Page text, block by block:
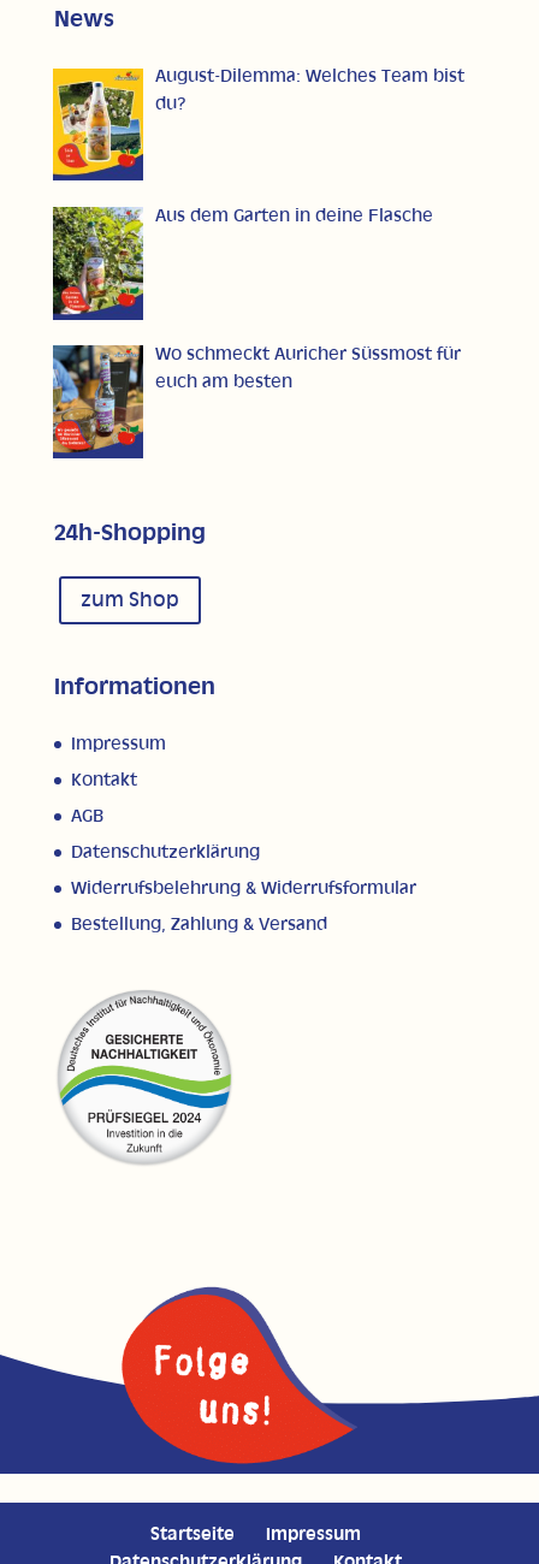
News
August-Dilemma: Welches Team bist
du?
Aus dem Garten in deine Flasche
Wo schmeckt Auricher Süssmost für
euch am besten
24h-Shopping
zum Shop
Informationen
Impressum
Kontakt
AGB
Datenschutzerklärung
Widerrufsbelehrung & Widerrufsformular
Bestellung, Zahlung & Versand
Startseite
Impressum